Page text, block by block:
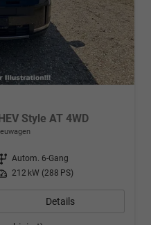
Style AT 4WD
Getriebe Autom. 6-Gang
Leistung 212 kW (288 PS)
Details